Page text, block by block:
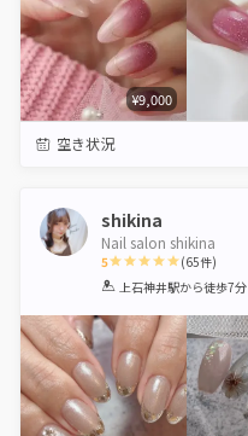
¥9,000
空き状況
shikina
Nail salon shikina
5
1 2 3 4 5
(65件)
上石神井駅から徒歩7分